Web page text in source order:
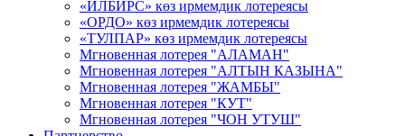
«ИЛБИРС» көз ирмемдик лотереясы
«ОРДО» көз ирмемдик лотереясы
«ТУЛПАР» көз ирмемдик лотереясы
Мгновенная лотерея "АЛАМАН"
Мгновенная лотерея "АЛТЫН КАЗЫНА"
Мгновенная лотерея "ЖАМБЫ"
Мгновенная лотерея "КУТ"
Мгновенная лотерея "ЧОН УТУШ"